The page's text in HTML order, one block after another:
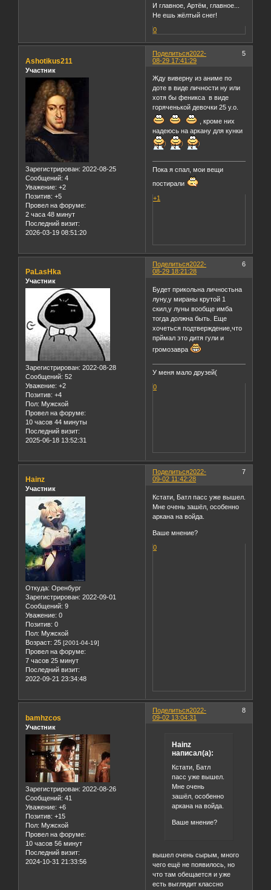
И главное, Артём, главное...
Не ешь жёлтый снег!
0
Поделиться 5
2022-
08-29 17:41:29
Ashotikus211
Участник
Зарегистрирован: 2022-08-25
Сообщений: 4
Уважение: +2
Позитив: +5
Провел на форуме:
2 часа 48 минут
Последний визит:
2026-03-19 08:51:20
Жду виверну из аниме по
доте в виде личности ну или
хотя бы феникса в виде
горяченькой девочки 25 y.o.
, кроме них
надеюсь на аркану для кунки
Пока я спал, мои вещи
постирали
+1
Поделиться 6
2022-
08-29 18:21:28
PaLasHka
Участник
Зарегистрирован: 2022-08-28
Сообщений: 52
Уважение: +2
Позитив: +4
Пол: Мужской
Провел на форуме:
10 часов 44 минуты
Последний визит:
2025-06-18 13:52:31
Будет прикольна личностьна
луну,у мираны крутой 1
скил,у луны вообще имба
тогда должна быть. Еще
хочеться подтверждение,что
прймал это дитя гули и
громозавра
У меня мало друзей(
0
Поделиться 7
2022-
09-02 11:42:28
Hainz
Участник
Откуда: Оренбург
Зарегистрирован: 2022-09-01
Сообщений: 9
Уважение: 0
Позитив: 0
Пол: Мужской
Возраст: 25 [2001-04-19]
Провел на форуме:
7 часов 25 минут
Последний визит:
2022-09-21 23:34:48
Кстати, Батл пасс уже вышел.
Мне очень зашёл, особенно
аркана на войда.
Ваше мнение?
0
Поделиться 8
2022-
09-02 13:04:31
bamhzcos
Участник
Зарегистрирован: 2022-08-26
Сообщений: 41
Уважение: +6
Позитив: +15
Пол: Мужской
Провел на форуме:
10 часов 56 минут
Последний визит:
2024-10-31 21:33:56
Hainz
написал(а):
Кстати, Батл
пасс уже вышел.
Мне очень
зашёл, особенно
аркана на войда.
Ваше мнение?
вышел очень сырым, много
чего ещё не появилось, но
что там обещается и уже
есть выглядит классно